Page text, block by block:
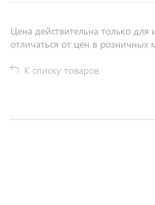
Цена действительна только
отличаться от цен в розничных
К списку товаров